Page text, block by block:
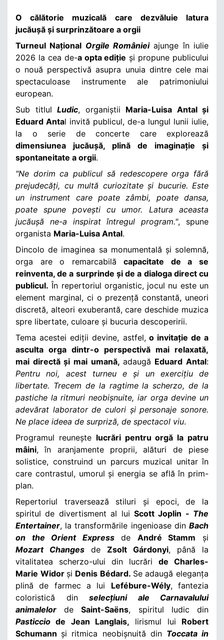
O călătorie muzicală care dezvăluie latura
jucăușă și surprinzătoare a orgii
Turneul Național Orgile Românieiajunge în iulie
2026 la cea de-a opta ediție și propune publicului
o nouă perspectivă asupra unuia dintre cele mai
spectaculoase instrumente ale patrimoniului
european.
Sub titlul Ludic, organiștii Maria-Luisa Antal și
Eduard Antal invită publicul, de-a lungul lunii iulie,
la o serie de concerte care explorează
dimensiunea jucăușă, plină de imaginație și
spontaneitate a orgii.
"Ne dorim ca publicul să redescopere orga fără
prejudecăți, cu multă curiozitate și bucurie. Este
un instrument care poate zâmbi, poate dansa,
poate spune povești cu umor. Latura aceasta
jucăușă ne-a inspirat întregul program.", spune
organista Maria-Luisa Antal.
Dincolo de imaginea sa monumentală și solemnă,
orga are o remarcabilăcapacitate de a se
reinventa, de a surprinde și de a dialoga direct cu
publicul. În repertoriul organistic, jocul nu este un
element marginal, ci o prezență constantă, uneori
discretă, alteori exuberantă, care deschide muzica
spre libertate, culoare și bucuria descoperirii.
Tema acestei ediții devine, astfel,o invitație de a
asculta orga dintr-o perspectivă mai relaxată,
mai directă și mai umană, adaugă Eduard Antal:
Pentru noi, acest turneu e și un exercițiu de
libertate. Trecem de la ragtime la scherzo, de la
pastiche la ritmuri neobișnuite, iar orga devine un
adevărat laborator de culori și personaje sonore.
Ne place ideea de surpriză, de spectacol viu.
Programul reunește lucrări pentru orgă la patru
mâini, în aranjamente proprii, alături de piese
solistice, construind un parcurs muzical unitar în
care contrastul, umorul și energia se află în prim-
plan.
Repertoriul traversează stiluri și epoci, de la
spiritul de divertisment al lui Scott Joplin - The
Entertainer, la transformările ingenioase din Bach
on the Orient Expressde André Stamm și
Mozart Changes de Zsolt Gárdonyi, până la
vitalitatea scherzo-ului din lucrări de Charles-
Marie Widor și Denis Bédard. Se adaugă eleganța
plină de farmec a lui Lefébure-Wély, fantezia
coloristică din selecțiuni ale Carnavalului
animalelor deSaint-Saëns, spiritul ludic din
Pasticciode Jean Langlais, lirismul lui Robert
Schumann și ritmica neobișnuită din Toccata in